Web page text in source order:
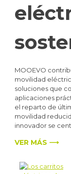
MOOEVO
movilidad
soluciones que
aplicaciones
el reparto de
movilidad
innovador se
VER MÁS ⟶